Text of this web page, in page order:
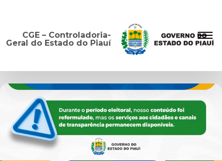
CGE – Controladoria-
Geral do Estado do Piauí